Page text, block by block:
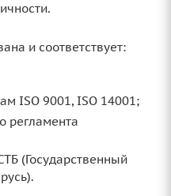
и соответствует:
ISO 9001, ISO 14001;
регламента
(Государственный